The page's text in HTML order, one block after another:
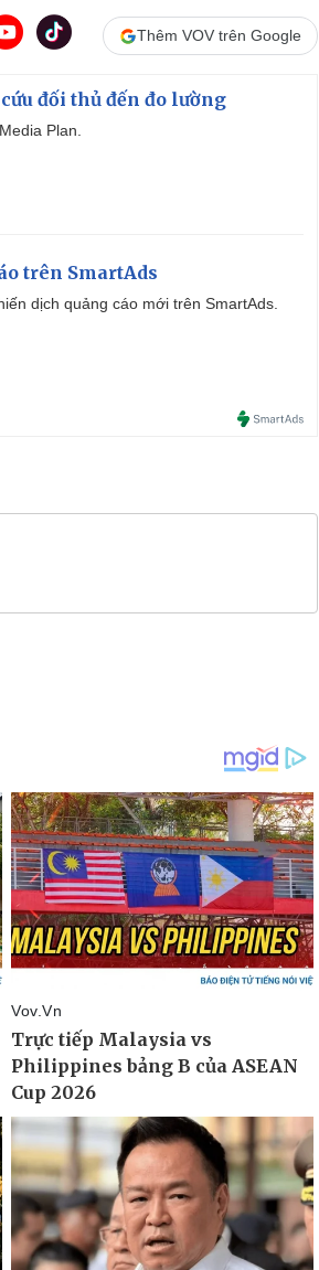
Thêm VOV trên Google
đối thủ đến đo lường
Plan.
trên SmartAds
dịch quảng cáo mới trên SmartAds.